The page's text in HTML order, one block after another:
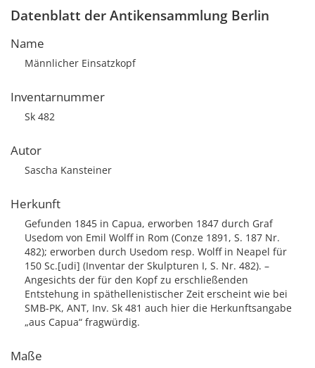
Datenblatt der Antikensammlung Berlin
Name
Männlicher Einsatzkopf
Inventarnummer
Sk 482
Autor
Sascha Kansteiner
Herkunft
Gefunden 1845 in Capua, erworben 1847 durch Graf
Usedom von Emil Wolff in Rom (Conze 1891, S. 187 Nr.
482); erworben durch Usedom resp. Wolff in Neapel für
150 Sc.[udi] (Inventar der Skulpturen I, S. Nr. 482). –
Angesichts der für den Kopf zu erschließenden
Entstehung in späthellenistischer Zeit erscheint wie bei
SMB-PK, ANT, Inv. Sk 481 auch hier die Herkunftsangabe
„aus Capua“ fragwürdig.
Maße